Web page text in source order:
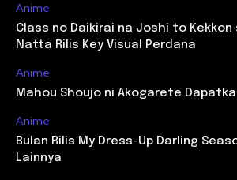
Anime
Class no Daikirai na Joshi to Kekkon
Natta Rilis Key Visual Perdana
Anime
Mahou Shoujo ni Akogarete
Anime
Bulan Rilis My Dress-Up Darling
Lainnya